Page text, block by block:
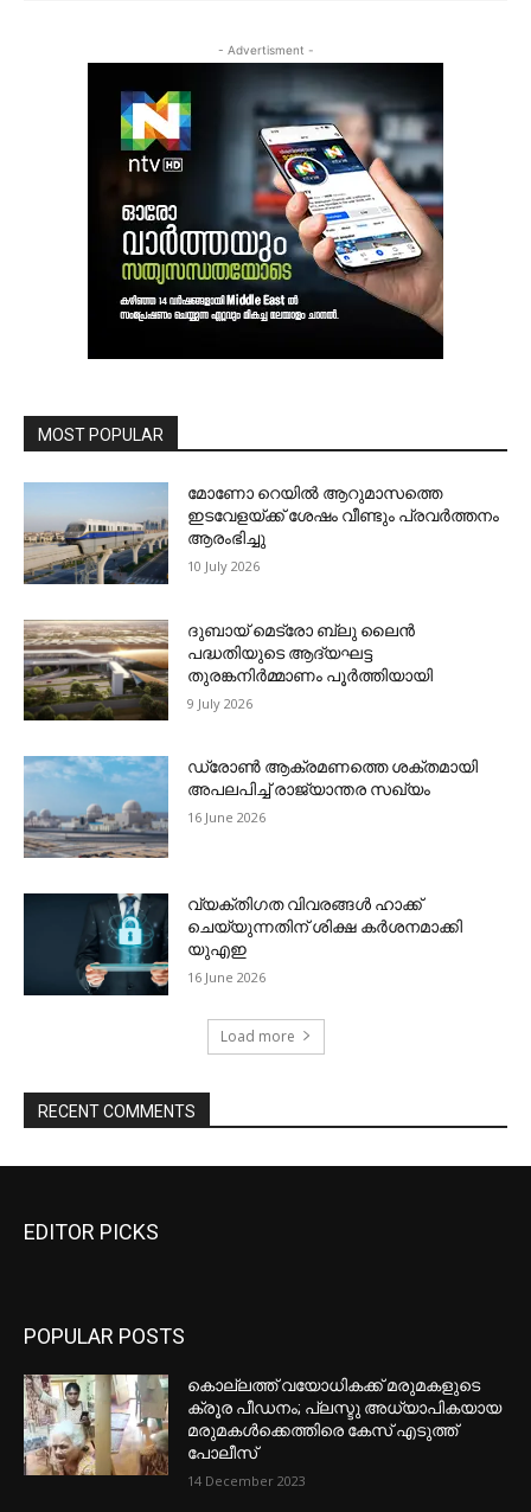
EDITOR PICKS
POPULAR POSTS
കൊല്ലത്ത് വയോധികക്ക് മരുമകളുടെ
ക്രൂര പീഡനം; പ്ലസ്ടു അധ്യാപികയായ
മരുമകൾക്കെത്തിരെ കേസ് എടുത്ത്
പോലീസ്
14 December 2023